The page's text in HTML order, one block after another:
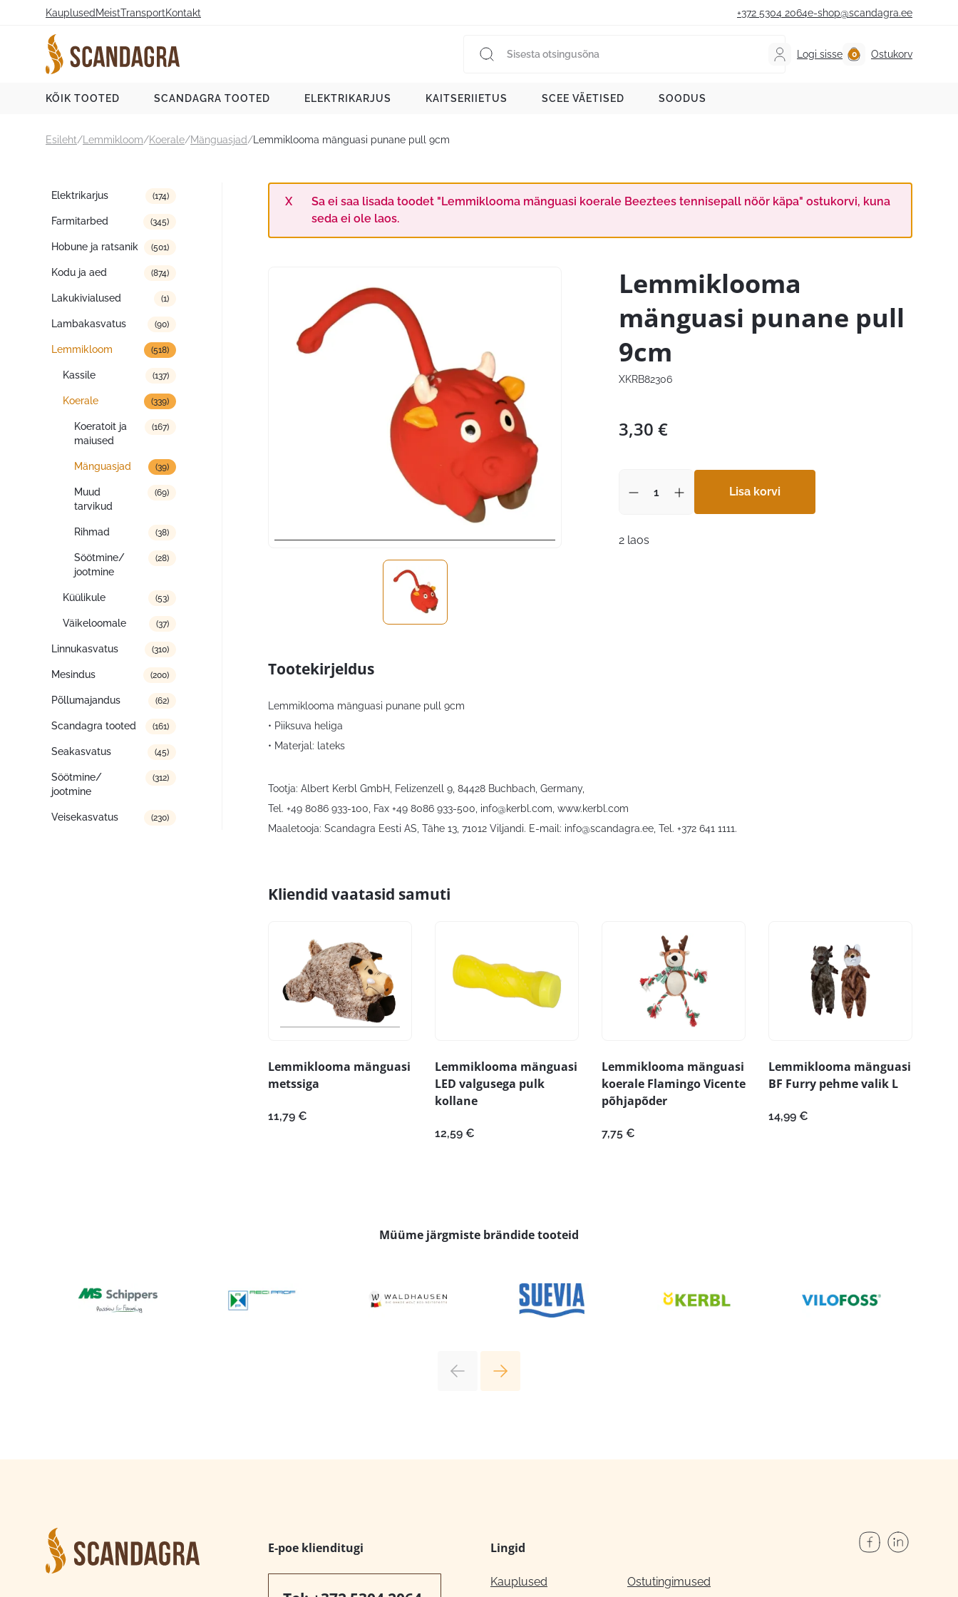
Kauplused MeistTransportKontakt +372 5304 2064e-shop@scandagra.ee
Logi sisse Ostukorv
KÕIK TOOTED SCANDAGRA TOOTED ELEKTRIKARJUS KAITSERIIETUS SCEE VÄETISED SOODUS
Esileht/ Lemmikloom/Koerale/Mänguasjad/ Lemmiklooma mänguasi punane pull 9cm
Tootekategooriad
Elektrikarjus (174)
Farmitarbed (345)
Hobune ja ratsanik (501)
Kodu ja aed (874)
Lakukivialused (1)
Lambakasvatus (90)
Lemmikloom (518)
Kassile (137)
Koerale (339)
Koeratoit ja
maiused
(167)
Mänguasjad (39)
Muud
tarvikud
(69)
Rihmad (38)
Söötmine/
jootmine
(28)
Küülikule (53)
Väikeloomale (37)
Linnukasvatus (310)
Mesindus (200)
Põllumajandus (62)
Scandagra tooted (161)
Seakasvatus (45)
Söötmine/
jootmine
(312)
Veisekasvatus (230)
Sa ei saa lisada toodet "Lemmiklooma mänguasi koerale Beeztees tennisepall nöör käpa" ostukorvi, kuna
seda ei ole laos.
Lemmiklooma
mänguasi punane pull
9cm
XKRB82306
3,30 €
Lisa korvi
2 laos
Tootekirjeldus
Lemmiklooma mänguasi punane pull 9cm
• Piiksuva heliga
• Materjal: lateks
Tootja: Albert Kerbl GmbH, Felizenzell 9, 84428 Buchbach, Germany,
Tel. +49 8086 933-100, Fax +49 8086 933-500, info@kerbl.com , www.kerbl.com
Maaletooja: Scandagra Eesti AS, Tähe 13, 71012 Viljandi. E-mail: info@scandagra.ee , Tel. +372 641 1111.
Kliendid vaatasid samuti
Lemmiklooma mänguasi
metssiga
11,79 €
Lemmiklooma mänguasi
LED valgusega pulk
kollane
12,59 €
Lemmiklooma mänguasi
koerale Flamingo Vicente
põhjapõder
7,75 €
Lemmiklooma mänguasi
BF Furry pehme valik L
14,99 €
Müüme järgmiste brändide tooteid
E-poe klienditugi Lingid
Kauplused Ostutingimused